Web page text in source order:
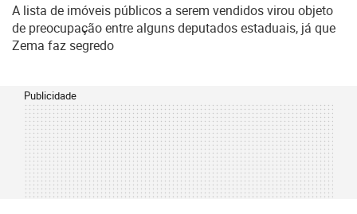
A lista de imóveis públicos a serem vendidos virou objeto
de preocupação entre alguns deputados estaduais, já que
Zema faz segredo
Publicidade